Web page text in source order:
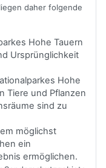
daher folgende
Hohe Tauern
Ursprünglichkeit
Hohe
Tiere und Pflanzen
sind zu
möglichst
ein
ermöglichen.